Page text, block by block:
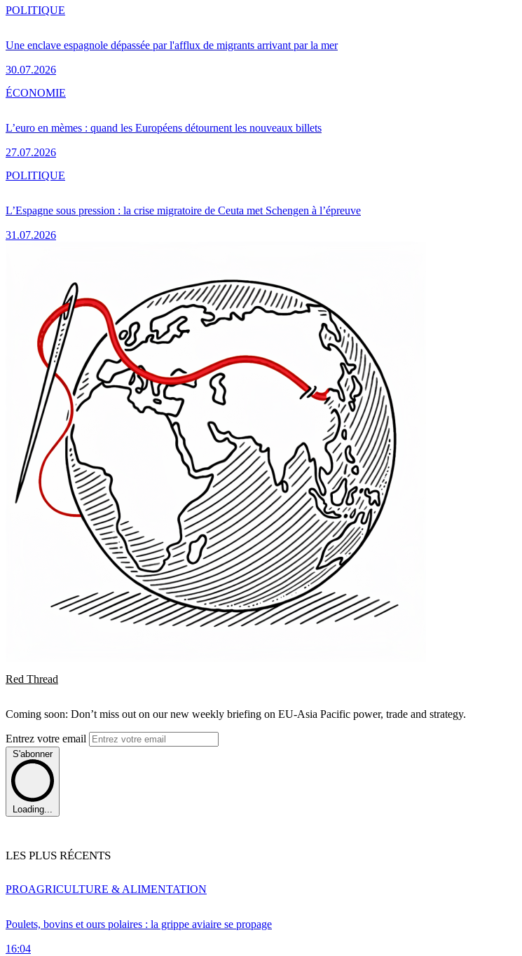
Une enclave espagnole dépassée par l'afflux de migrants arrivant par la mer
30.07.2026
POLITIQUE
L’euro en mèmes : quand les Européens détournent les nouveaux billets
27.07.2026
ÉCONOMIE
L’Espagne sous pression : la crise migratoire de Ceuta met Schengen à l’épreuve
31.07.2026
POLITIQUE
Red Thread
Coming soon: Don’t miss out on our new weekly briefing on EU-Asia Pacific power, trade and strategy.
Entrez votre email
S'abonner
Loading...
LES PLUS RÉCENTS
Poulets, bovins et ours polaires : la grippe aviaire se propage
16:04
PROAGRICULTURE & ALIMENTATION